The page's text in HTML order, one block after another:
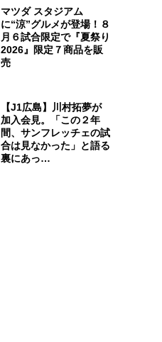
マツダ スタジアム
に“涼”グルメが登場！８
月６試合限定で『夏祭り
2026』限定７商品を販
売
【J1広島】川村拓夢が
加入会見。「この２年
間、サンフレッチェの試
合は見なかった」と語る
裏にあっ…